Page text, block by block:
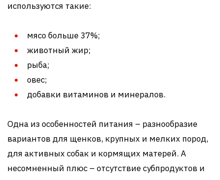
используются такие:
мясо больше 37%;
животный жир;
рыба;
овес;
добавки витаминов и минералов.
Одна из особенностей питания – разнообразие
вариантов для щенков, крупных и мелких пород,
для активных собак и кормящих матерей. А
несомненный плюс – отсутствие субпродуктов и